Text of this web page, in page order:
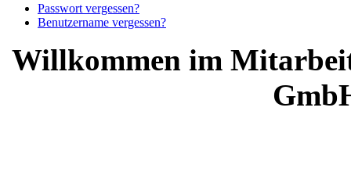
Passwort vergessen?
Benutzername vergessen?
Willkommen im